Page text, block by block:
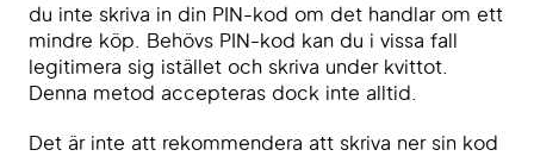
du inte skriva in din PIN-kod om det handlar om ett
mindre köp. Behövs PIN-kod kan du i vissa fall
legitimera sig istället och skriva under kvittot.
Denna metod accepteras dock inte alltid.
Det är inte att rekommendera att skriva ner sin kod